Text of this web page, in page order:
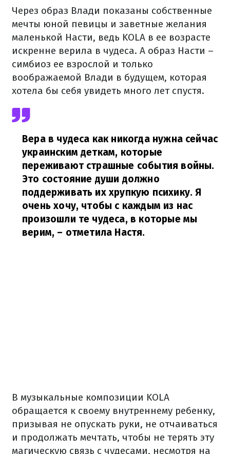
Через образ Влади показаны собственные
мечты юной певицы и заветные желания
маленькой Насти, ведь KOLA в ее возрасте
искренне верила в чудеса. А образ Насти –
симбиоз ее взрослой и только
воображаемой Влади в будущем, которая
хотела бы себя увидеть много лет спустя.
Вера в чудеса как никогда нужна сейчас
украинским деткам, которые
переживают страшные события войны.
Это состояние души должно
поддерживать их хрупкую психику. Я
очень хочу, чтобы с каждым из нас
произошли те чудеса, в которые мы
верим, – отметила Настя.
В музыкальные композиции KOLA
обращается к своему внутреннему ребенку,
призывая не опускать руки, не отчаиваться
и продолжать мечтать, чтобы не терять эту
магическую связь с чудесами, несмотря на